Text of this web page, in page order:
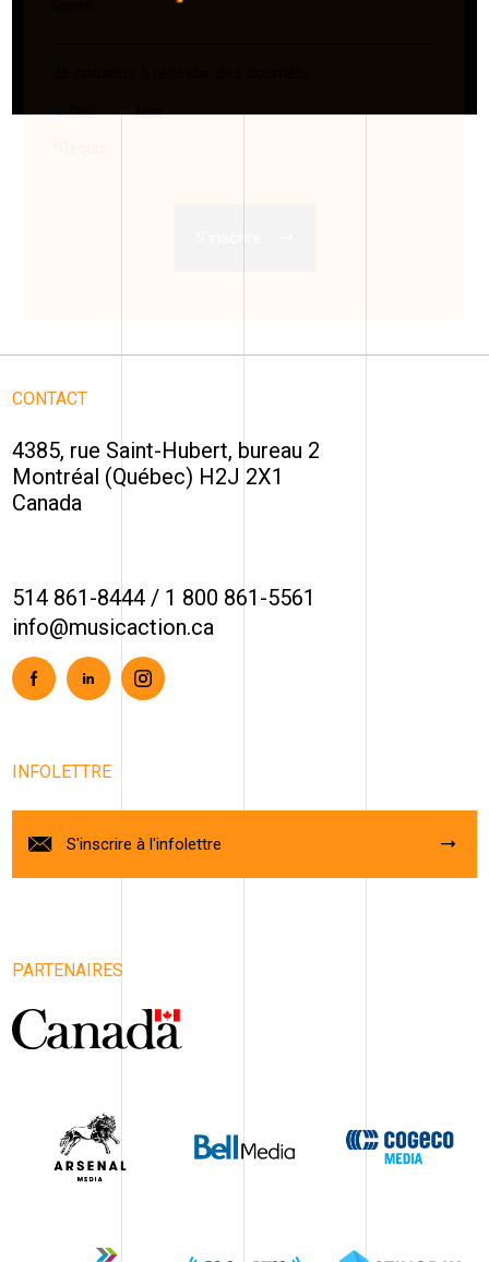
CONTACT
4385, rue Saint-Hubert, bureau 2
Montréal (Québec) H2J 2X1
Canada
514 861-8444 / 1 800 861-5561
info@musicaction.ca
FacebookLinkedinInstagram
INFOLETTRE
S'inscrire à l'infolettre
PARTENAIRES
Oui Non